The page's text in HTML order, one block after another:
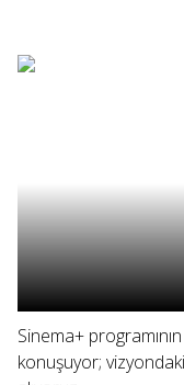
Sinema+
konuşuyor;